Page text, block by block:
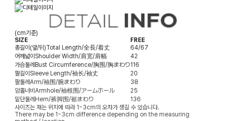
(cm기준)
SIZE
FREE
총길이(앞/뒤)Total Length/全長/着丈
64/67
어깨넓이 Shoulder Width/肩宽/肩幅
42
가슴둘레 Bust Circumference/胸围/胸まわり116
팔길이 Sleeve Length/袖长/袖丈
20
팔둘레 Arm/袖围/腕まわり
38
암홀너비 Armhole/袖根围/アームホール
25
밑단둘레 Hem/裤脚围/裾まわり
136
사이즈는 재는 위치에 따라 1~3cm의 오차가 생길 수 있습니다.
There may be 1~3cm difference depending on the measuring